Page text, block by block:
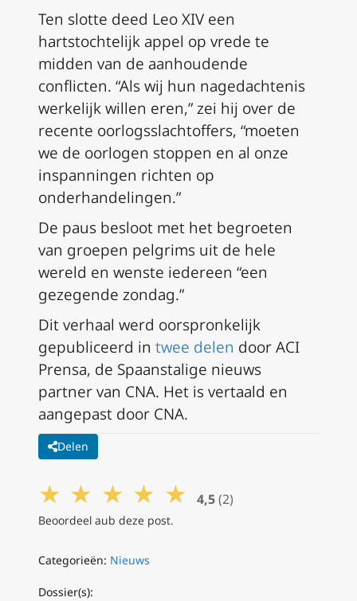
Ten slotte deed Leo XIV een
hartstochtelijk appel op vrede te
midden van de aanhoudende
conflicten. “Als wij hun nagedachtenis
werkelijk willen eren,” zei hij over de
recente oorlogsslachtoffers, “moeten
we de oorlogen stoppen en al onze
inspanningen richten op
onderhandelingen.”
De paus besloot met het begroeten
van groepen pelgrims uit de hele
wereld en wenste iedereen “een
gezegende zondag.”
Dit verhaal werd oorspronkelijk
gepubliceerd in twee delen door ACI
Prensa, de Spaanstalige nieuws
partner van CNA. Het is vertaald en
aangepast door CNA.
Delen
★ ★ ★ ★ ★ 4,5 (2)
Beoordeel aub deze post.
Categorieën: Nieuws
Dossier(s):